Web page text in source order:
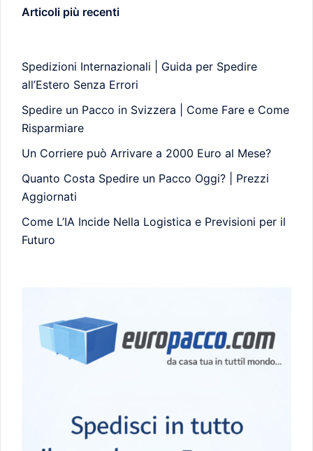
Articoli più recenti
Spedizioni Internazionali | Guida per Spedire
all’Estero Senza Errori
Spedire un Pacco in Svizzera | Come Fare e Come
Risparmiare
Un Corriere può Arrivare a 2000 Euro al Mese?
Quanto Costa Spedire un Pacco Oggi? | Prezzi
Aggiornati
Come L’IA Incide Nella Logistica e Previsioni per il
Futuro